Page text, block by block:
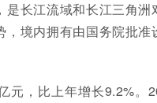
长江流域和长江三角洲
境内拥有由国务院批准
元，比上年增长9.2%。